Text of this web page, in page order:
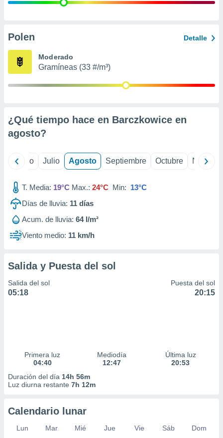
e
publicidad
Polen Detalle
Moderado
Gramíneas (33 #/m³)
¿Qué tiempo hace en Barczkowice en
agosto?
Junio Julio Agosto Septiembre Octubre
T. Media: 19°C Max.: 24°C Min: 13°C
Días de lluvia: 11 días
Acum. de lluvia: 64 l/m²
Viento medio: 11 km/h
Salida y Puesta del sol
Salida del sol
05:18
Puesta del sol
20:15
Primera luz
04:40
Mediodía
12:47
Última luz
20:53
Duración del día 14h 56m
Luz diurna restante 7h 12m
Calendario lunar
Lun Mar Mié Jue Vie Sáb
Dom